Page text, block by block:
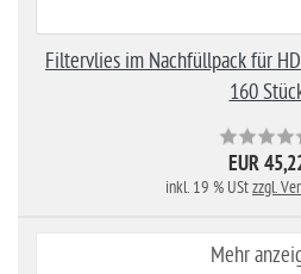
Filtervlies im Nachfüllpack für
160
EUR
inkl. 19 % UStzzgl.
Mehr